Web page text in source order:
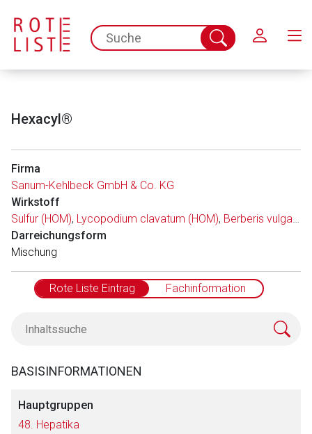
spc.search.input.placeholder
Suche
abschicken
Hexacyl®
Firma
Sanum-Kehlbeck GmbH & Co. KG
Wirkstoff
Sulfur (HOM), Lycopodium clavatum (HOM), Berberis vulgaris (HOM)
Darreichungsform
Mischung
Rote Liste Eintrag Fachinformation
BASISINFORMATIONEN
Hauptgruppen
48. Hepatika